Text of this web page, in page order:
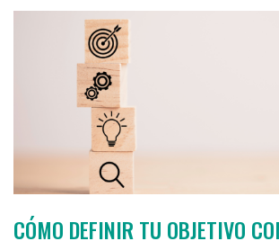
CÓMO DEFINIR TU OBJETIVO